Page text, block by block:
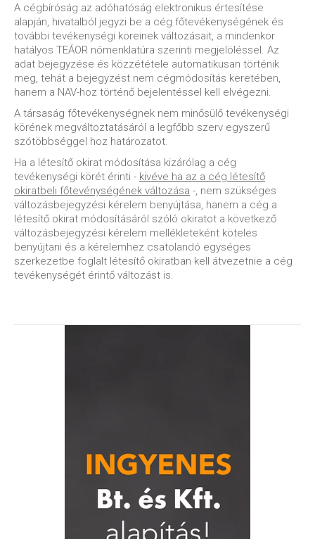
A cégbíróság az adóhatóság elektronikus értesítése
alapján, hivatalból jegyzi be a cég főtevékenységének és
további tevékenységi köreinek változásait, a mindenkor
hatályos TEÁOR nómenklatúra szerinti megjelöléssel. Az
adat bejegyzése és közzététele automatikusan történik
meg, tehát a bejegyzést nem cégmódosítás keretében,
hanem a NAV-hoz történő bejelentéssel kell elvégezni.
A társaság főtevékenységnek nem minősülő tevékenységi
körének megváltoztatásáról a legfőbb szerv egyszerű
szótöbbséggel hoz határozatot.
Ha a létesítő okirat módosítása kizárólag a cég
tevékenységi körét érinti - kivéve ha az a cég létesítő
okiratbeli főtevénységének változása -, nem szükséges
változásbejegyzési kérelem benyújtása, hanem a cég a
létesítő okirat módosításáról szóló okiratot a következő
változásbejegyzési kérelem mellékleteként köteles
benyújtani és a kérelemhez csatolandó egységes
szerkezetbe foglalt létesítő okiratban kell átvezetnie a cég
tevékenységét érintő változást is.